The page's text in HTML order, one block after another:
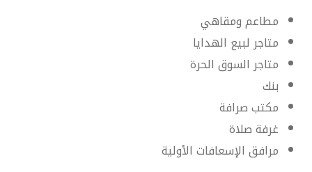
مطاعم ومقاهي
متاجر لبيع الهدايا
متاجر السوق الحرة
بنك
مكتب صرافة
غرفة صلاة
مرافق الإسعافات الأولية